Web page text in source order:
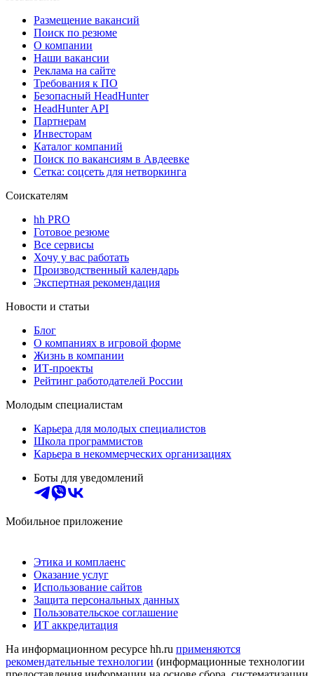
Размещение вакансий
Поиск по резюме
О компании
Наши вакансии
Реклама на сайте
Требования к ПО
Безопасный HeadHunter
HeadHunter API
Партнерам
Инвесторам
Каталог компаний
Поиск по вакансиям в Авдеевке
Сетка: соцсеть для нетворкинга
Соискателям
hh PRO
Готовое резюме
Все сервисы
Хочу у вас работать
Производственный календарь
Экспертная рекомендация
Новости и статьи
Блог
О компаниях в игровой форме
Жизнь в компании
ИТ-проекты
Рейтинг работодателей России
Молодым специалистам
Карьера для молодых специалистов
Школа программистов
Карьера в некоммерческих организациях
Боты для уведомлений
Мобильное приложение
Этика и комплаенс
Оказание услуг
Использование сайтов
Защита персональных данных
Пользовательское соглашение
ИТ аккредитация
На информационном ресурсе hh.ru применяются
рекомендательные технологии (информационные технологии